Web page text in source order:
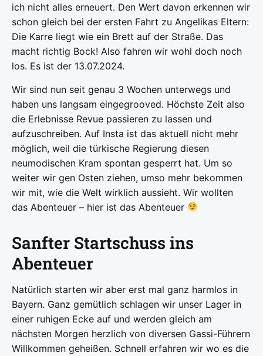
ich nicht alles erneuert. Den Wert davon erkennen wir
schon gleich bei der ersten Fahrt zu Angelikas Eltern:
Die Karre liegt wie ein Brett auf der Straße. Das
macht richtig Bock! Also fahren wir wohl doch noch
los. Es ist der 13.07.2024.
Wir sind nun seit genau 3 Wochen unterwegs und
haben uns langsam eingegrooved. Höchste Zeit also
die Erlebnisse Revue passieren zu lassen und
aufzuschreiben. Auf Insta ist das aktuell nicht mehr
möglich, weil die türkische Regierung diesen
neumodischen Kram spontan gesperrt hat. Um so
weiter wir gen Osten ziehen, umso mehr bekommen
wir mit, wie die Welt wirklich aussieht. Wir wollten
das Abenteuer – hier ist das Abenteuer
Sanfter Startschuss ins
Abenteuer
Natürlich starten wir aber erst mal ganz harmlos in
Bayern. Ganz gemütlich schlagen wir unser Lager in
einer ruhigen Ecke auf und werden gleich am
nächsten Morgen herzlich von diversen Gassi-Führern
Willkommen geheißen. Schnell erfahren wir wo es die